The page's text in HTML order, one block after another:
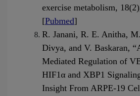
exercise metabolism,
[Pubmed]
R. Janani, R. E. Anitha,
Divya, and V. Baskaran,
Mediated Regulation of
HIF1α and XBP1
Insight From ARPE-19